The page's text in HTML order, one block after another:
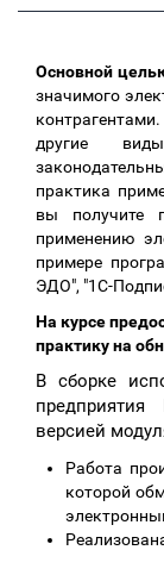
Основной
значимого
другие виды
практика
вы получите
применению
примере
ЭДО", "1С-
На курсе
практику на
В сборке
версией
Работа
которой